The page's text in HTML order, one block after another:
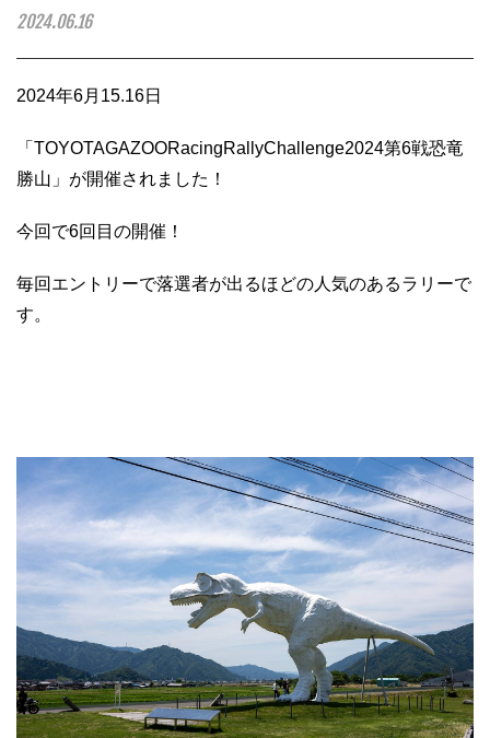
2024.06.16
2024年6月15.16日
「TOYOTAGAZOORacingRallyChallenge2024第6戦恐竜
勝山」 が開催されました！
今回で6回目の開催！
毎回エントリーで落選者が出るほどの人気のあるラリーで
す。